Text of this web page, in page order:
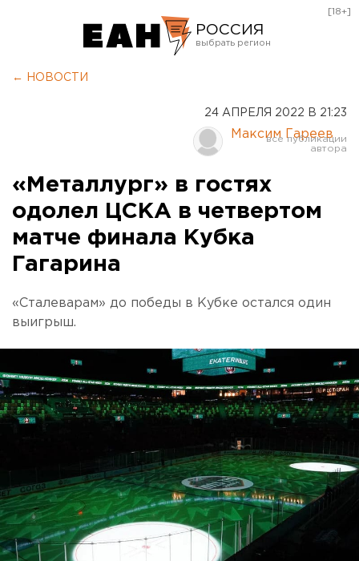
РОССИЯ
Курган
Оренбург
[18+]
← НОВОСТИ
24 АПРЕЛЯ 2022 В 21:23
Максим Гареев
«Металлург» в гостях
одолел ЦСКА в четвертом
матче финала Кубка
Гагарина
«Сталеварам» до победы в Кубке остался один
выигрыш.